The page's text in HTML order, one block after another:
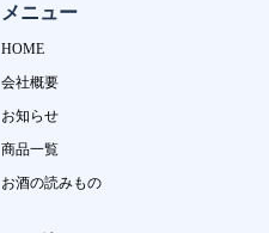
メニュー
HOME
会社概要
お知らせ
商品一覧
お酒の読みもの